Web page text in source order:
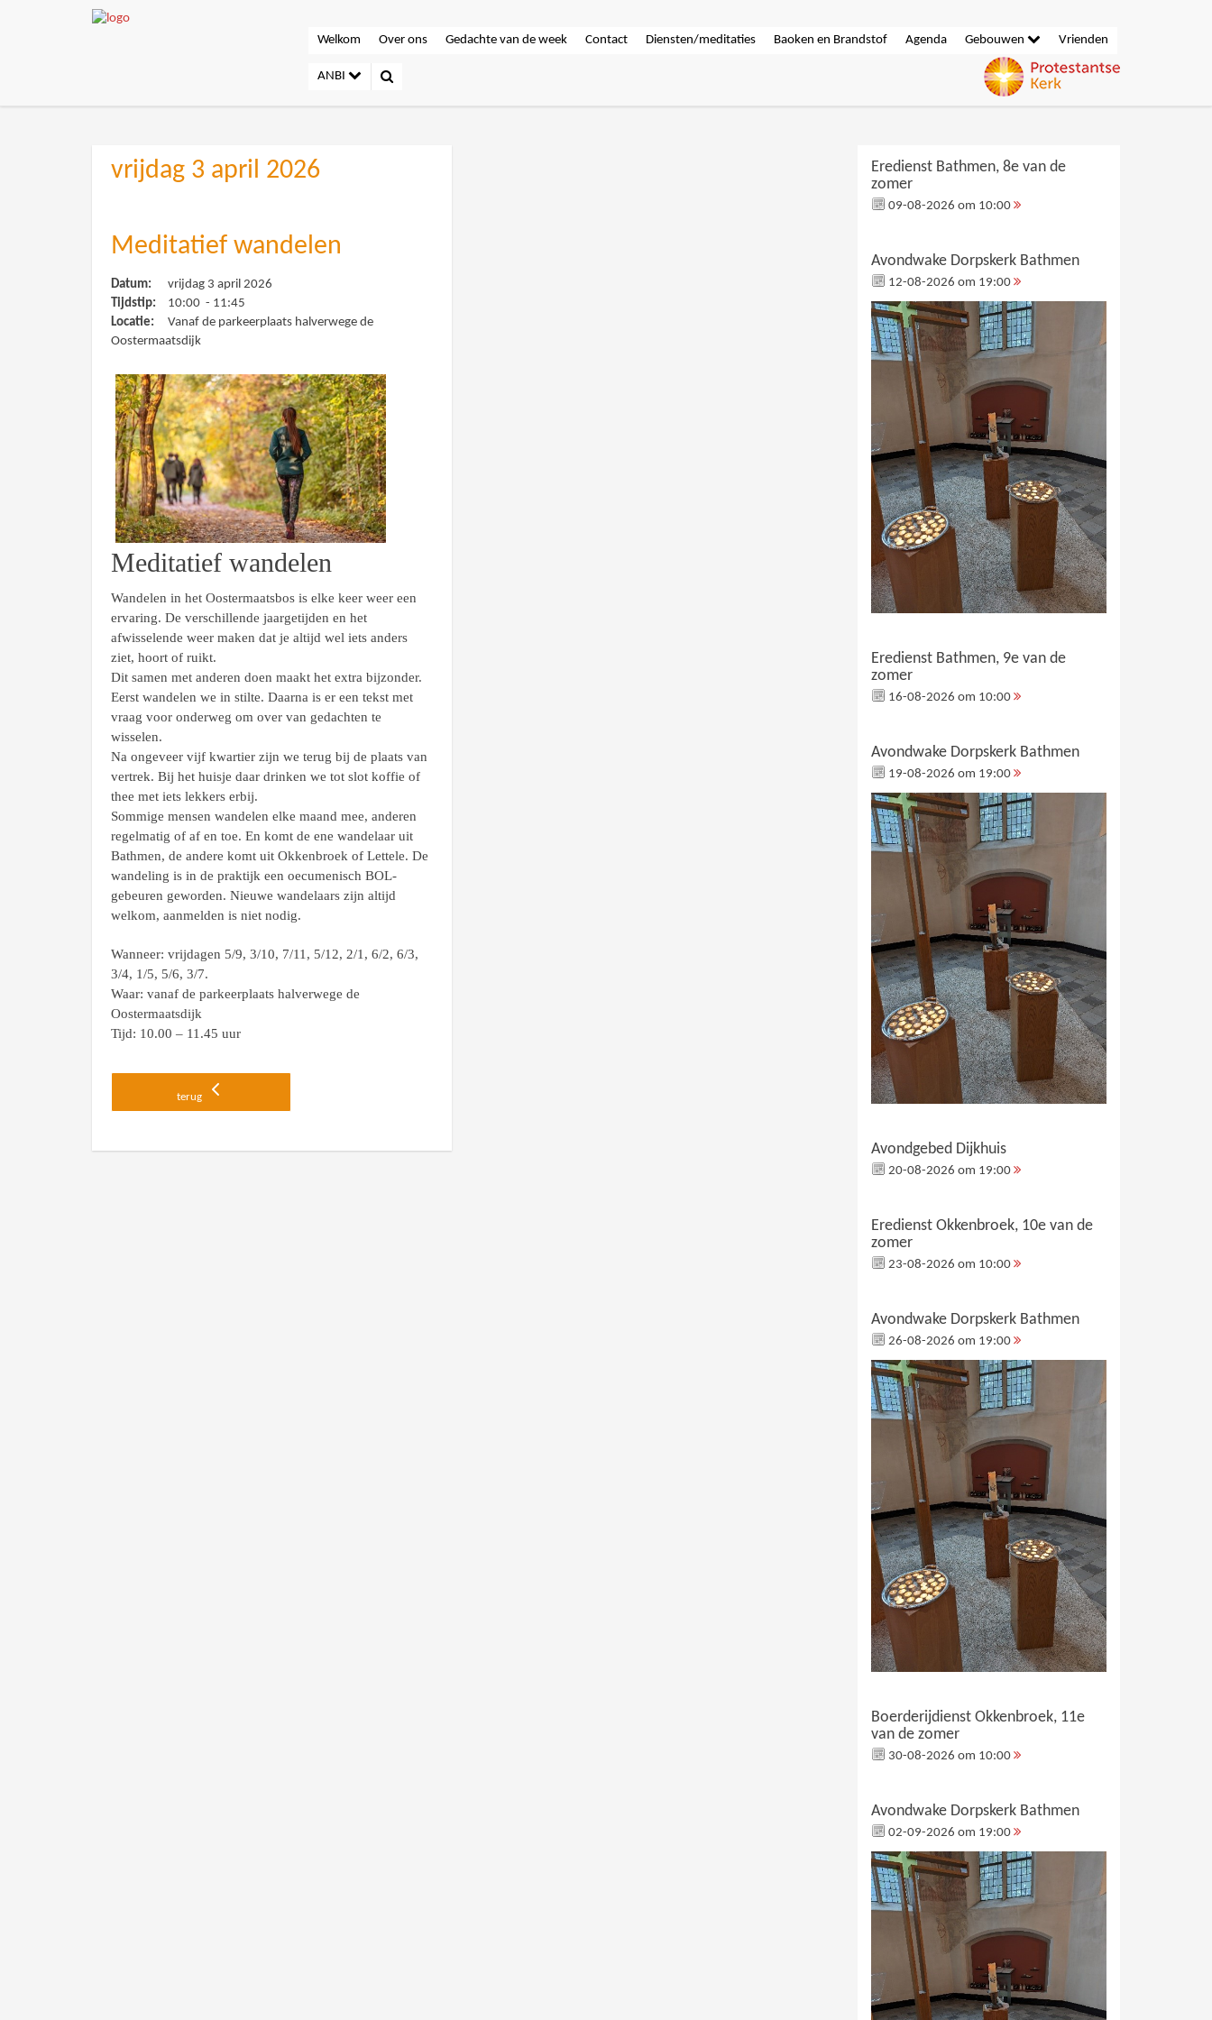
Welkom Over ons Gedachte van de week Contact Diensten/meditaties Baoken en Brandstof Agenda Gebouwen Vrienden
ANBI
vrijdag 3 april 2026
Meditatief wandelen
Datum:
vrijdag 3 april 2026
Tijdstip:
10:00 - 11:45
Locatie:
Vanaf de parkeerplaats halverwege de
Oostermaatsdijk
Meditatief wandelen
Wandelen in het Oostermaatsbos is elke keer weer een
ervaring. De verschillende jaargetijden en het
afwisselende weer maken dat je altijd wel iets anders
ziet, hoort of ruikt.
Dit samen met anderen doen maakt het extra bijzonder.
Eerst wandelen we in stilte. Daarna is er een tekst met
vraag voor onderweg om over van gedachten te
wisselen.
Na ongeveer vijf kwartier zijn we terug bij de plaats van
vertrek. Bij het huisje daar drinken we tot slot koffie of
thee met iets lekkers erbij.
Sommige mensen wandelen elke maand mee, anderen
regelmatig of af en toe. En komt de ene wandelaar uit
Bathmen, de andere komt uit Okkenbroek of Lettele. De
wandeling is in de praktijk een oecumenisch BOL-
gebeuren geworden. Nieuwe wandelaars zijn altijd
welkom, aanmelden is niet nodig.
Wanneer: vrijdagen 5/9, 3/10, 7/11, 5/12, 2/1, 6/2, 6/3,
3/4, 1/5, 5/6, 3/7.
Waar: vanaf de parkeerplaats halverwege de
Oostermaatsdijk
Tijd: 10.00 – 11.45 uur
terug
Eredienst Bathmen, 8e van de
zomer
09-08-2026 om 10:00
Avondwake Dorpskerk Bathmen
12-08-2026 om 19:00
Eredienst Bathmen, 9e van de
zomer
16-08-2026 om 10:00
Avondwake Dorpskerk Bathmen
19-08-2026 om 19:00
Avondgebed Dijkhuis
20-08-2026 om 19:00
Eredienst Okkenbroek, 10e van de
zomer
23-08-2026 om 10:00
Avondwake Dorpskerk Bathmen
26-08-2026 om 19:00
Boerderijdienst Okkenbroek, 11e
van de zomer
30-08-2026 om 10:00
Avondwake Dorpskerk Bathmen
02-09-2026 om 19:00